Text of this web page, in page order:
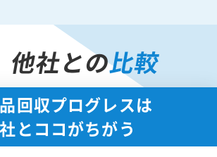
他社との比較
回収プログレスは
とココがちがう